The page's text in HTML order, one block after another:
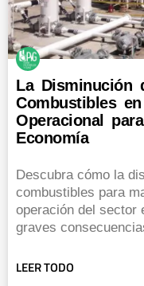
La Disminución
Combustibles
Operacional
Economía
Descubra cómo la
combustibles para
operación del sector
graves
LEER TODO